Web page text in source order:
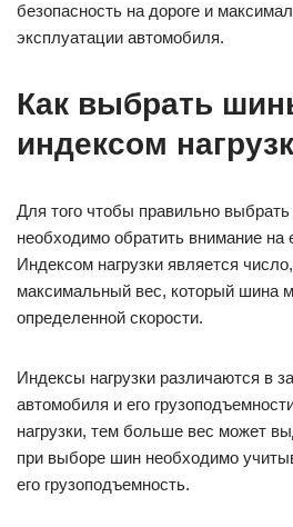
безопасность на дороге и
эксплуатации автомобиля.
Как выбрать
индексом
Для того чтобы правильно
необходимо обратить внимание на
Индексом нагрузки является
максимальный вес, который шина
определенной скорости.
Индексы нагрузки различаются в
автомобиля и его
нагрузки, тем больше вес может
при выборе шин необходимо
его грузоподъемность.